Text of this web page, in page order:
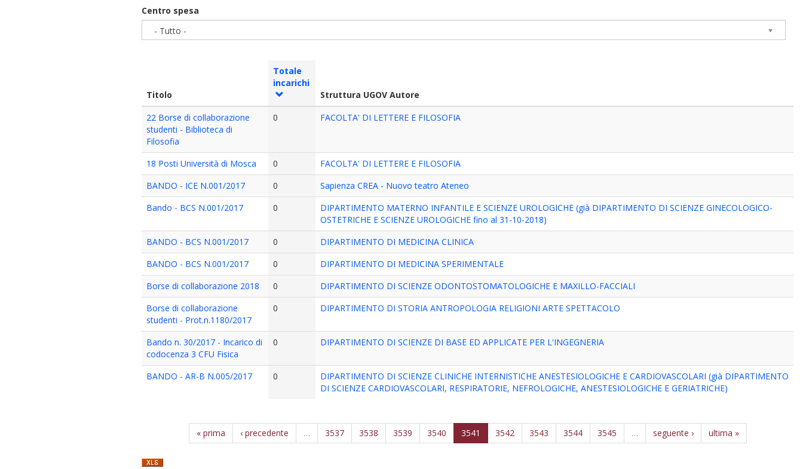
Centro spesa
- Tutto -
Titolo
Totale
incarichi
Struttura UGOV Autore
22 Borse di collaborazione
studenti - Biblioteca di
Filosofia
0 FACOLTA' DI LETTERE E FILOSOFIA
18 Posti Università di Mosca 0
FACOLTA' DI LETTERE E FILOSOFIA
BANDO - ICE N.001/2017
0
Sapienza CREA - Nuovo teatro Ateneo
Bando - BCS N.001/2017
0
DIPARTIMENTO MATERNO INFANTILE E SCIENZE UROLOGICHE (già DIPARTIMENTO DI SCIENZE GINECOLOGICO-
OSTETRICHE E SCIENZE UROLOGICHE fino al 31-10-2018)
BANDO - BCS N.001/2017
0
DIPARTIMENTO DI MEDICINA CLINICA
BANDO - BCS N.001/2017
0
DIPARTIMENTO DI MEDICINA SPERIMENTALE
Borse di collaborazione 2018
0
DIPARTIMENTO DI SCIENZE ODONTOSTOMATOLOGICHE E MAXILLO-FACCIALI
Borse di collaborazione
studenti - Prot.n.1180/2017
0 DIPARTIMENTO DI STORIA ANTROPOLOGIA RELIGIONI ARTE SPETTACOLO
Bando n. 30/2017 - Incarico di
codocenza 3 CFU Fisica
0 DIPARTIMENTO DI SCIENZE DI BASE ED APPLICATE PER L'INGEGNERIA
BANDO - AR-B N.005/2017 0
DIPARTIMENTO DI SCIENZE CLINICHE INTERNISTICHE ANESTESIOLOGICHE E CARDIOVASCOLARI (già DIPARTIMENTO
DI SCIENZE CARDIOVASCOLARI, RESPIRATORIE, NEFROLOGICHE, ANESTESIOLOGICHE E GERIATRICHE)
« prima ‹ precedente … 3537 3538 3539 3540 3541 3542 3543 3544 3545 … seguente › ultima »